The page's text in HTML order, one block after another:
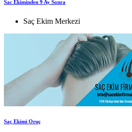
Sac Ekiminden 9 Ay Sonra
Saç Ekim Merkezi
Saç Ekimi Oruç